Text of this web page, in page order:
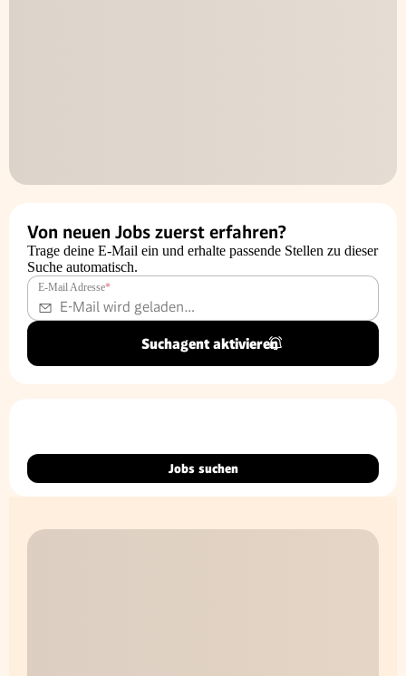
Von neuen Jobs zuerst erfahren?
Trage deine E-Mail ein und erhalte passende Stellen zu dieser
Suche automatisch.
E-Mail Adresse*
Suchagent aktivieren
Jobs suchen